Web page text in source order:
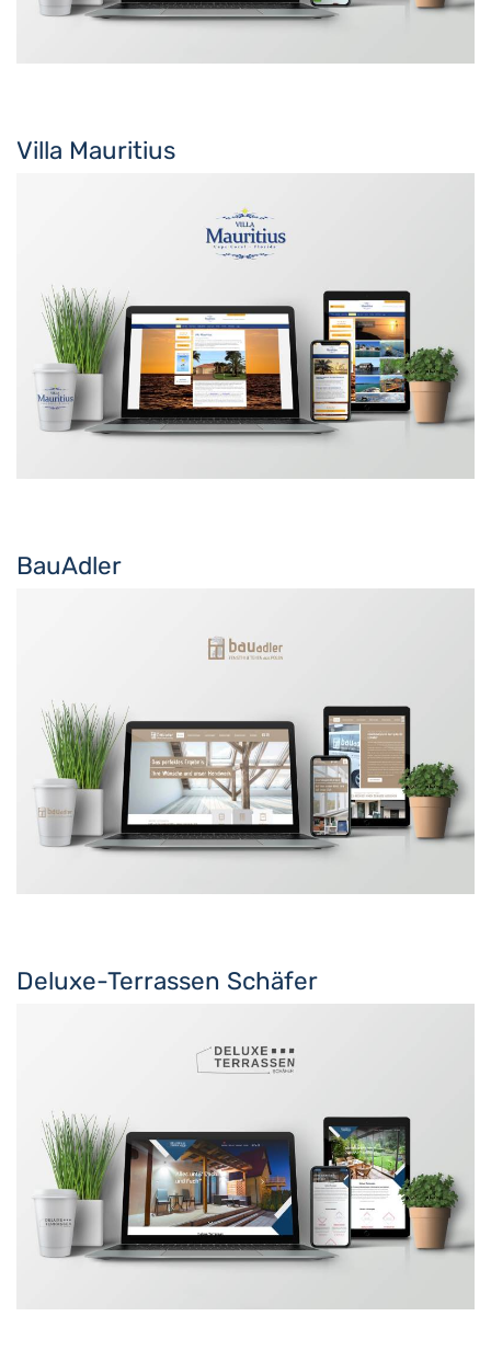
Villa Mauritius
BauAdler
Deluxe-Terrassen Schäfer